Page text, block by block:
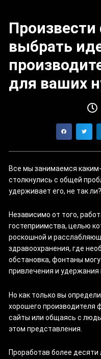
Произвести
выбрать
для ваших
Все мы занимаемся
столкнулись с общей
удерживает его, не так ли?
Независимо от того,
гостеприимства, целью
роскошной и
здравоохранения, где
обстановка, фонтаны
привлечения и удержания
Но как только вы
хорошего производителя
сайты или общаясь с
этом представления.
Проработав более